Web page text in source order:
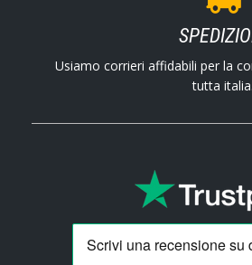
Usiamo corrieri affidabili per la
tutta italia.